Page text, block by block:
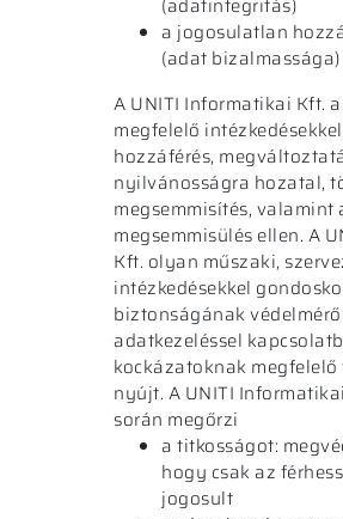
(adatintegritás)
a jogosulatlan
(adat
A UNITI Informatikai Kft.
megfelelő
hozzáférés,
nyilvánosságra hozatal,
megsemmisítés, valamint
megsemmisülés ellen. A
Kft. olyan műszaki,
intézkedésekkel
biztonságának
adatkezeléssel
kockázatoknak
nyújt. A UNITI
során megőrzi
a titkosságot:
hogy csak az
jogosult